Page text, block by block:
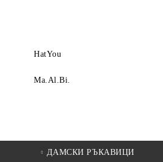
HatYou
Ma.Al.Bi.
ДАМСКИ РЪКАВИЦИ